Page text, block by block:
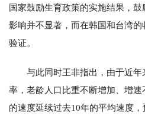
国家鼓励生育政策的实施结果，
影响并不显著，而在韩国和台湾
验证。
与此同时王非指出，由于近
率，老龄人口比重不断增加、增
的速度延续过去10年的平均速度